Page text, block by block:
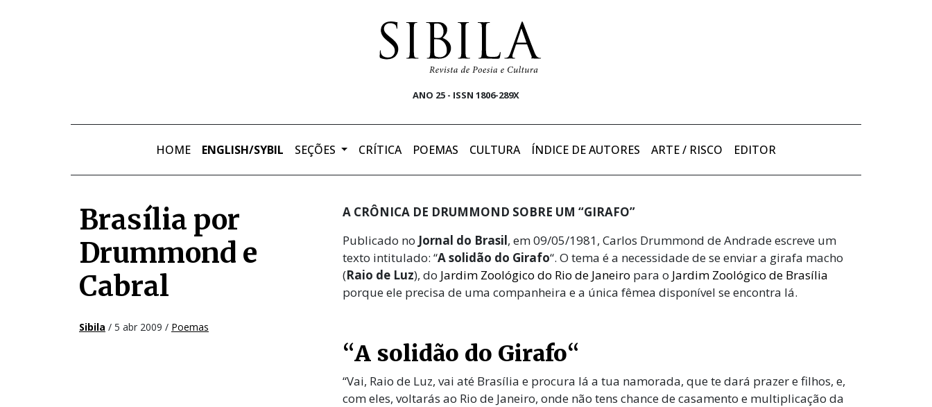
ANO 25 - ISSN 1806-289X
HOME ENGLISH/SYBIL SEÇÕES CRÍTICA POEMAS CULTURA ÍNDICE DE AUTORES ARTE / RISCO EDITOR
Brasília por
Drummond e
Cabral
Sibila / 5 abr 2009 / Poemas
A CRÔNICA DE DRUMMOND SOBRE UM “GIRAFO”
Publicado no Jornal do Brasil, em 09/05/1981, Carlos Drummond de Andrade escreve um
texto intitulado: “A solidão do Girafo“. O tema é a necessidade de se enviar a girafa macho
(Raio de Luz), do Jardim Zoológico do Rio de Janeiro para o Jardim Zoológico de Brasília
porque ele precisa de uma companheira e a única fêmea disponível se encontra lá.
“A solidão do Girafo“
“Vai, Raio de Luz, vai até Brasília e procura lá a tua namorada, que te dará prazer e filhos, e,
com eles, voltarás ao Rio de Janeiro, onde não tens chance de casamento e multiplicação da